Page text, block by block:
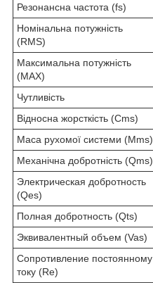
Резонансна частота (fs)
Номінальна потужність
(RMS)
Максимальна потужність
(MAX)
Чутливість
Відносна жорсткість (Cms)
Маса рухомої системи (Mms)
Механічна добротність (Qms)
Электрическая добротность
(Qes)
Полная добротность (Qts)
Эквивалентный объем (Vas)
Сопротивление постоянному
току (Re)